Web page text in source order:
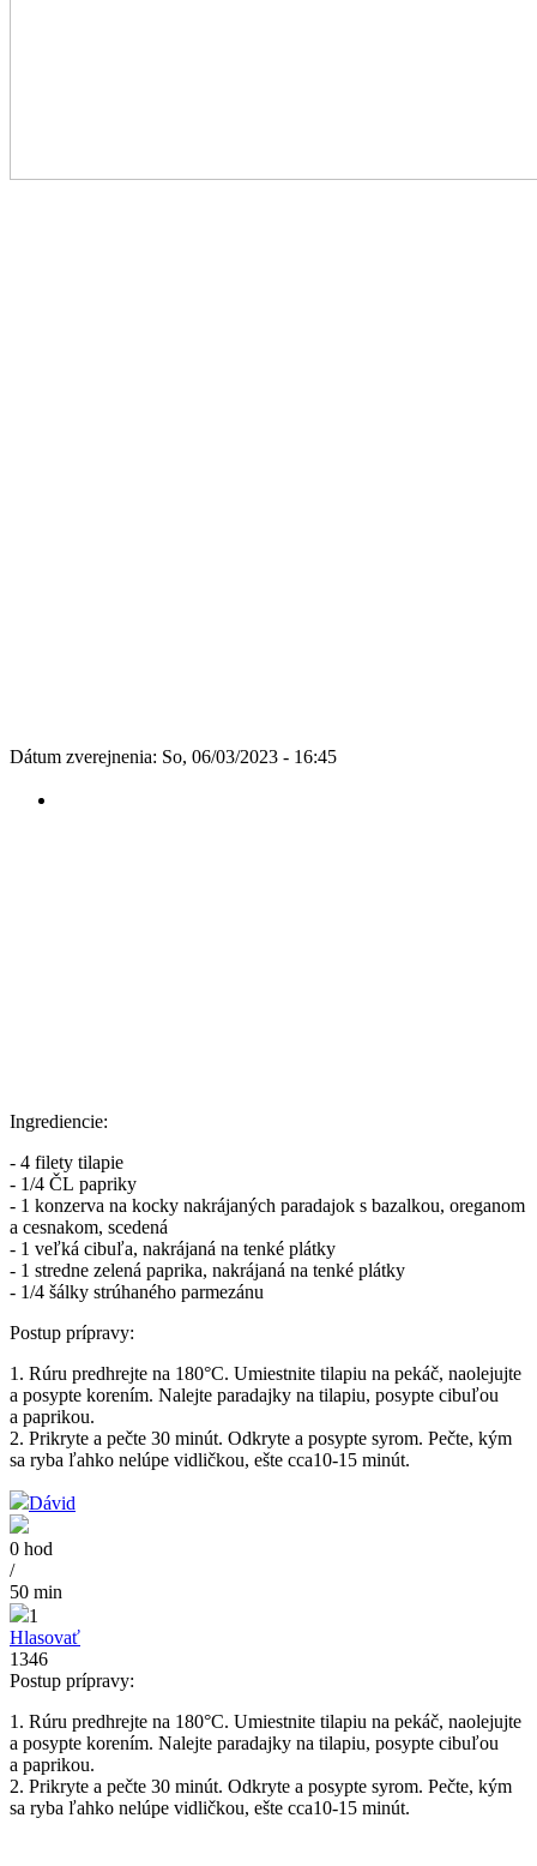
Dátum zverejnenia: So, 06/03/2023 - 16:45
Ingrediencie:
- 4 filety tilapie
- 1/4 ČL papriky
- 1 konzerva na kocky nakrájaných paradajok s bazalkou, oreganom
a cesnakom, scedená
- 1 veľká cibuľa, nakrájaná na tenké plátky
- 1 stredne zelená paprika, nakrájaná na tenké plátky
- 1/4 šálky strúhaného parmezánu
Postup prípravy:
1. Rúru predhrejte na 180°C. Umiestnite tilapiu na pekáč, naolejujte
a posypte korením. Nalejte paradajky na tilapiu, posypte cibuľou
a paprikou.
2. Prikryte a pečte 30 minút. Odkryte a posypte syrom. Pečte, kým
sa ryba ľahko nelúpe vidličkou, ešte cca10-15 minút.
Dávid
0 hod
/
50 min
1
Hlasovať
1346
Postup prípravy:
1. Rúru predhrejte na 180°C. Umiestnite tilapiu na pekáč, naolejujte
a posypte korením. Nalejte paradajky na tilapiu, posypte cibuľou
a paprikou.
2. Prikryte a pečte 30 minút. Odkryte a posypte syrom. Pečte, kým
sa ryba ľahko nelúpe vidličkou, ešte cca10-15 minút.